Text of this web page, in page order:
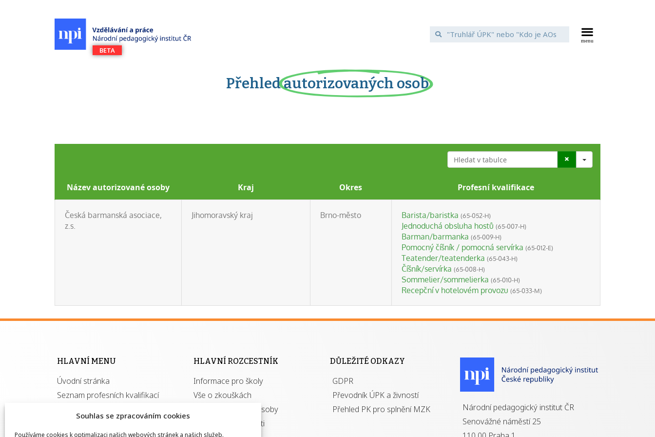
Souhlas se zpracováním cookies
Používáme cookies k optimalizaci našich webových stránek a našich služeb.
Přehledautorizovaných osob
Search
Název autorizované osoby Kraj Okres Profesní kvalifikace
Česká barmanská asociace,
z.s.
Jihomoravský kraj Brno-město Barista/baristka (65-052-H)
Jednoduchá obsluha hostů (65-007-H)
Barman/barmanka (65-009-H)
Pomocný číšník / pomocná servírka (65-012-E)
Teatender/teatenderka (65-043-H)
Číšník/servírka (65-008-H)
Sommelier/sommelierka (65-010-H)
Recepční v hotelovém provozu (65-033-M)
HLAVNÍ MENU
Úvodní stránka
Seznam profesních kvalifikací
HLAVNÍ ROZCESTNÍK
Informace pro školy
Vše o zkouškách
Pro autorizované osoby
Kvalifikace a živnosti
DŮLEŽITÉ ODKAZY
GDPR
Převodník ÚPK a živností
Přehled PK pro splnění MZK
Národní pedagogický institut ČR
Senovážné náměstí 25